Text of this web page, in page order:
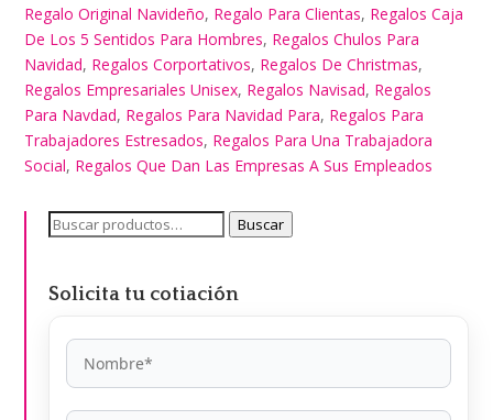
Regalo Original Navideño, Regalo Para Clientas, Regalos Caja
De Los 5 Sentidos Para Hombres, Regalos Chulos Para
Navidad, Regalos Corportativos, Regalos De Christmas,
Regalos Empresariales Unisex, Regalos Navisad, Regalos
Para Navdad, Regalos Para Navidad Para, Regalos Para
Trabajadores Estresados, Regalos Para Una Trabajadora
Social, Regalos Que Dan Las Empresas A Sus Empleados
Buscar
Buscar
Solicita tu cotiación